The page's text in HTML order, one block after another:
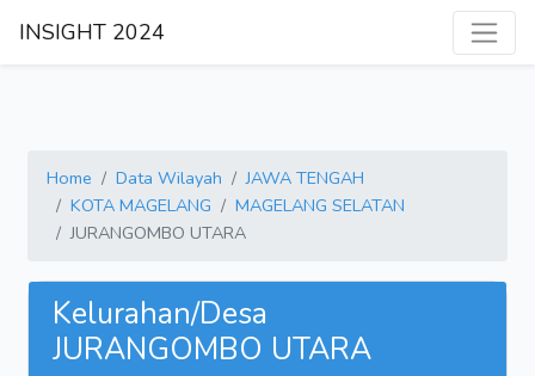
INSIGHT 2024
Home Data Wilayah
JAWA TENGAH
KOTA MAGELANG
MAGELANG SELATAN
JURANGOMBO UTARA
Kelurahan/Desa
JURANGOMBO UTARA